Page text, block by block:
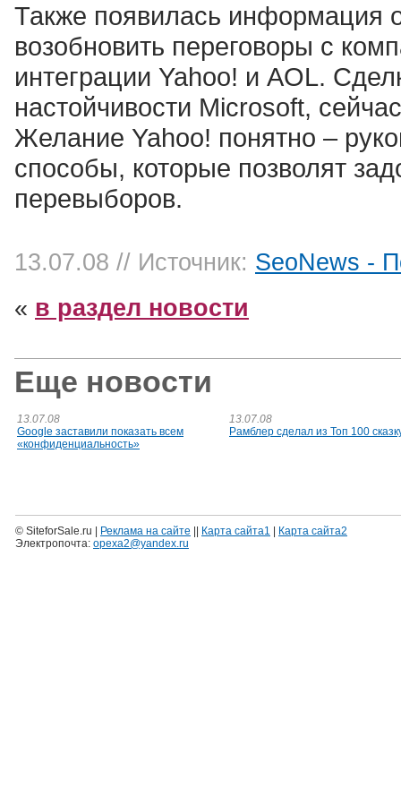
Также появилась информация
возобновить переговоры с
интеграции Yahoo! и AOL.
настойчивости Microsoft,
Желание Yahoo! понятно –
способы, которые позволят
перевыборов.
13.07.08 // Источник: SeoNews -
« в раздел новости
Еще новости
13.07.08
Google заставили показать всем
«конфиденциальность»
13.07.08
Рамблер сделал из Топ 100
© SiteforSale.ru | Реклама на сайте Карта сайта1
Карта сайта2
Электропочта: opexa2@yandex.ru